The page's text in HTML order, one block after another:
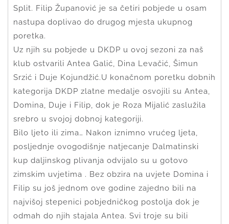
Split. Filip Županović je sa četiri pobjede u osam
nastupa doplivao do drugog mjesta ukupnog
poretka.
Uz njih su pobjede u DKDP u ovoj sezoni za naš
klub ostvarili Antea Galić, Dina Levačić, Šimun
Srzić i Duje Kojundžić.U konačnom poretku dobnih
kategorija DKDP zlatne medalje osvojili su Antea,
Domina, Duje i Filip, dok je Roza Mijalić zaslužila
srebro u svojoj dobnoj kategoriji.
Bilo ljeto ili zima… Nakon iznimno vrućeg ljeta,
posljednje ovogodišnje natjecanje Dalmatinski
kup daljinskog plivanja odvijalo su u gotovo
zimskim uvjetima . Bez obzira na uvjete Domina i
Filip su još jednom ove godine zajedno bili na
najvišoj stepenici pobjedničkog postolja dok je
odmah do njih stajala Antea. Svi troje su bili